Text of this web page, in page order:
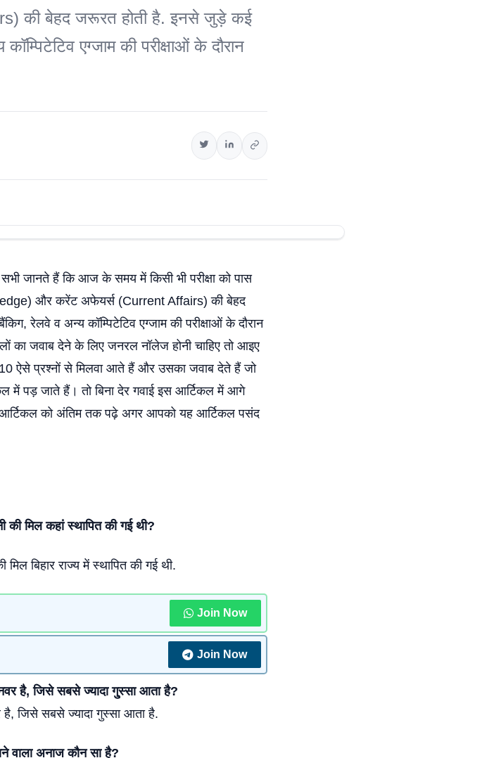
की बेहद जरूरत होती है. इनसे जुड़े कई
एग्जाम की परीक्षाओं के दौरान
जानते हैं कि आज के समय में किसी भी परीक्षा को पास
और करेंट अफेयर्स (Current Affairs) की बेहद
रेलवे व अन्य कॉम्पिटेटिव एग्जाम की परीक्षाओं के दौरान
जवाब देने के लिए जनरल नॉलेज होनी चाहिए तो आइए
ऐसे प्रश्नों से मिलवा आते हैं और उसका जवाब देते हैं जो
में पड़ जाते हैं। तो बिना देर गवाई इस आर्टिकल में आगे
को अंतिम तक पढ़े अगर आपको यह आर्टिकल पसंद
मिल कहां स्थापित की गई थी?
बिहार राज्य में स्थापित की गई थी.
Join Now
Join Now
है, जिसे सबसे ज्यादा गु्स्सा आता है?
है, जिसे सबसे ज्यादा गुस्सा आता है.
वाला अनाज कौन सा है?